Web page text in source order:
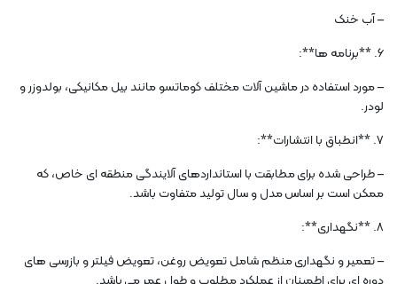
– آب خنک
6. **برنامه ها**:
– مورد استفاده در ماشین آلات مختلف کوماتسو مانند بیل مکانیکی، بولدوزر و
لودر.
7. **انطباق با انتشارات**:
– طراحی شده برای مطابقت با استانداردهای آلایندگی منطقه ای خاص، که
ممکن است بر اساس مدل و سال تولید متفاوت باشد.
8. **نگهداری**:
– تعمیر و نگهداری منظم شامل تعویض روغن، تعویض فیلتر و بازرسی های